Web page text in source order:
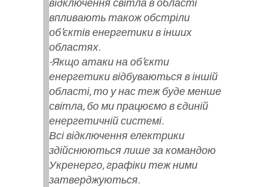
впливають також обстріли
об'єктів енергетики в інших
областях.
-Якщо атаки на об'єкти
енергетики відбуваються в іншій
області, то у нас теж буде менше
світла, бо ми працюємо в єдиній
енергетичній системі.
Всі відключення електрики
здійснюються лише за командою
Укренерго, графіки теж ними
затверджуються.